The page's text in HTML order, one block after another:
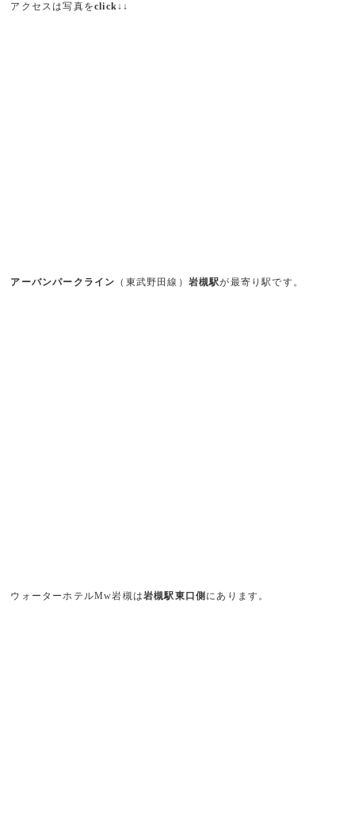
アクセスは写真をclick↓↓
アーバンパークライン （東武野田線） 岩槻駅が最寄り駅です。
ウォーターホテルMw岩槻は岩槻駅東口側 にあります。